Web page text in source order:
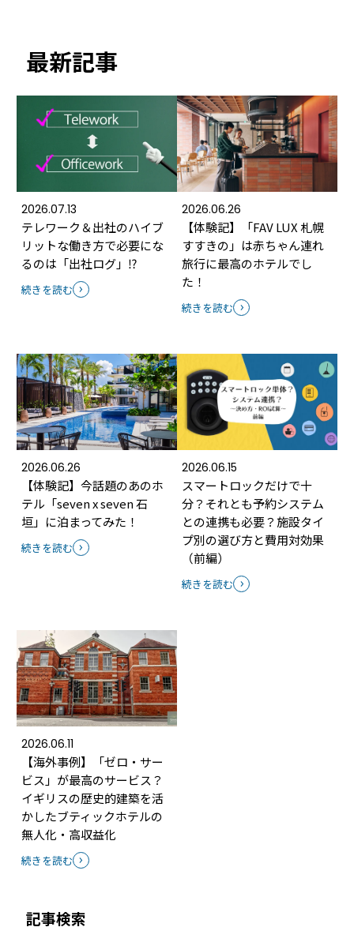
最新記事
2026.07.13
テレワーク＆出社のハイブ
リットな働き方で必要にな
るのは「出社ログ」⁉
続きを読む
2026.06.26
【体験記】「FAV LUX 札幌
すすきの」は赤ちゃん連れ
旅行に最高のホテルでし
た！
続きを読む
2026.06.26
【体験記】今話題のあのホ
テル「seven x seven 石
垣」に泊まってみた！
続きを読む
2026.06.15
スマートロックだけで十
分？それとも予約システム
との連携も必要？施設タイ
プ別の選び方と費用対効果
（前編）
続きを読む
2026.06.11
【海外事例】「ゼロ・サー
ビス」が最高のサービス？
イギリスの歴史的建築を活
かしたブティックホテルの
無人化・高収益化
続きを読む
記事検索